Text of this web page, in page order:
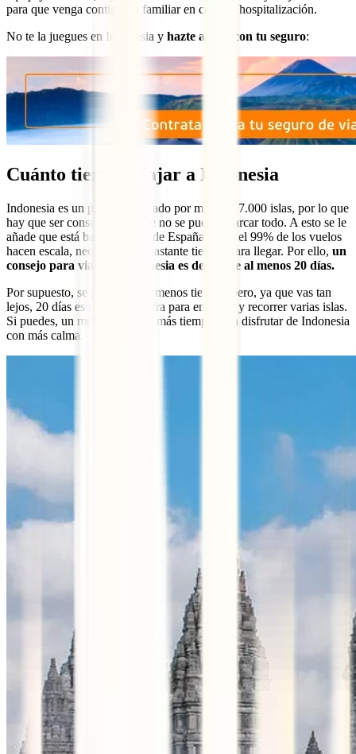
para que venga contigo un familiar en caso de hospitalización.
No te la juegues en Indonesia y hazte ahora con tu seguro:
Cuánto tiempo viajar a Indonesia
Indonesia es un país conformado por más de 17.000 islas, por lo que
hay que ser consciente de que no se puede abarcar todo. A esto se le
añade que está bastante lejos de España y que el 99% de los vuelos
hacen escala, necesitándose bastante tiempo para llegar. Por ello, un
consejo para viajar a Indonesia es dedicarle al menos 20 días.
Por supuesto, se puede viajar menos tiempo, pero, ya que vas tan
lejos, 20 días es una buena cifra para empezar y recorrer varias islas.
Si puedes, un mes te brindará más tiempo para disfrutar de Indonesia
con más calma.